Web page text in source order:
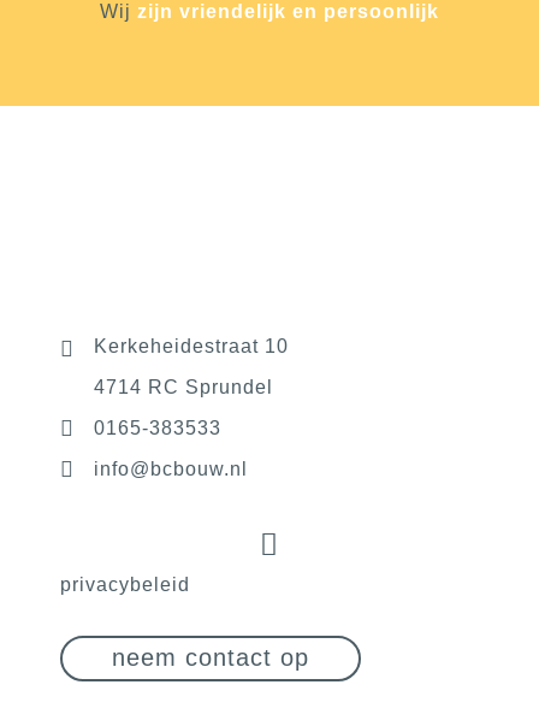
Wij zijn vriendelijk en persoonlijk
Kerkeheidestraat 10
4714 RC Sprundel
0165-383533
ln.wuobcb
@ofni
privacybeleid
neem contact op